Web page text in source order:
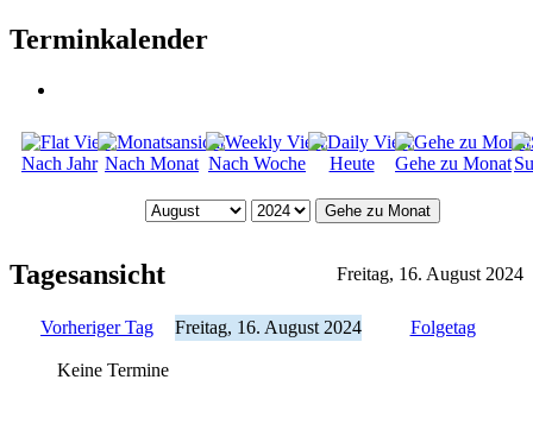
Terminkalender
Nach Jahr Nach Monat Nach Woche Heute Gehe zu Monat
Gehe zu Monat
Tagesansicht Freitag, 16. August 2024
Vorheriger Tag Freitag, 16. August 2024 Folgetag
Keine Termine